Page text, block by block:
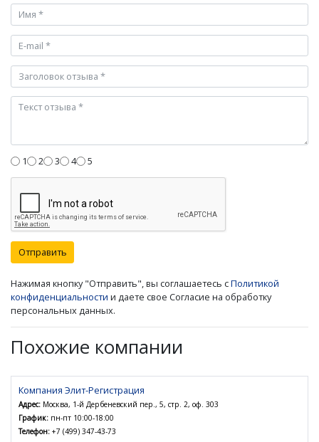
1 2 3 4 5
Отправить
Нажимая кнопку "Отправить", вы соглашаетесь сПолитикой
конфиденциальности и даете свое Согласие на обработку
персональных данных.
Похожие компании
Компания Элит-Регистрация
Адрес: Москва, 1-й Дербеневский пер., 5, стр. 2, оф. 303
График: пн-пт 10:00-18:00
Телефон: +7 (499) 347-43-73